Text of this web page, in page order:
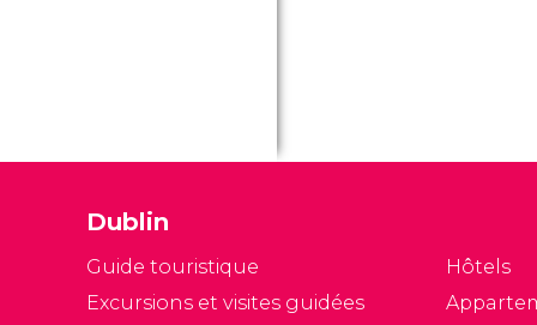
Dublin
Guide touristique
Excursions et visites guidées
Hôtels